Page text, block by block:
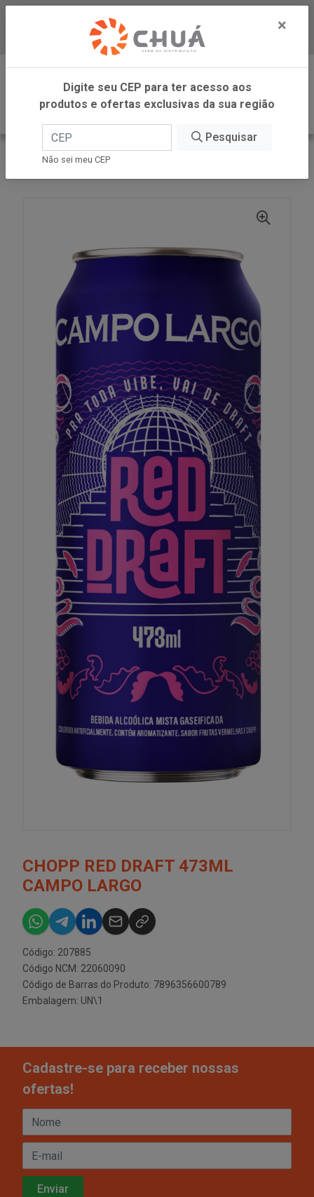
Baixe já nosso APP
0
INÍCIO
ZANLORENZI
CHOPP RED DRAFT 473ML
CAMPO LARGO
Código: 207885
Código NCM: 22060090
Código de Barras do Produto: 7896356600789
Embalagem: UN\1
Cadastre-se para receber nossas
ofertas!
×
Digite seu CEP para ter acesso aos
produtos e ofertas exclusivas da sua região
Pesquisar
Não sei meu CEP